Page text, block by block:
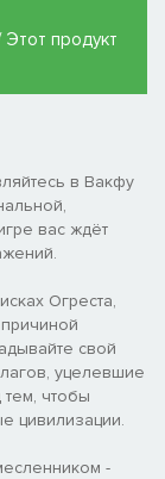
продукт
в Вакфу
вас ждёт
Огреста,
свой
уцелевшие
чтобы
цивилизации.
-